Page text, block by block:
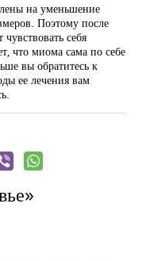
на уменьшение
Поэтому после
себя
что миома сама по себе
вы обратитесь к
ее лечения вам